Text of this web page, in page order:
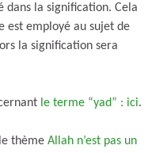
dans la signification. Cela
est employé au sujet de
la signification sera
le terme “yad” : ici.
thème Allah n’est pas un